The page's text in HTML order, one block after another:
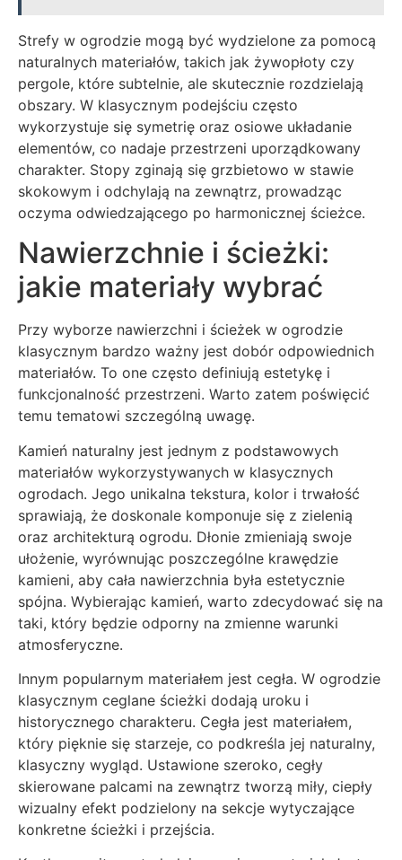
Strefy w ogrodzie mogą być wydzielone za pomocą
naturalnych materiałów, takich jak żywopłoty czy
pergole, które subtelnie, ale skutecznie rozdzielają
obszary. W klasycznym podejściu często
wykorzystuje się symetrię oraz osiowe układanie
elementów, co nadaje przestrzeni uporządkowany
charakter. Stopy zginają się grzbietowo w stawie
skokowym i odchylają na zewnątrz, prowadząc
oczyma odwiedzającego po harmonicznej ścieżce.
Nawierzchnie i ścieżki:
jakie materiały wybrać
Przy wyborze nawierzchni i ścieżek w ogrodzie
klasycznym bardzo ważny jest dobór odpowiednich
materiałów. To one często definiują estetykę i
funkcjonalność przestrzeni. Warto zatem poświęcić
temu tematowi szczególną uwagę.
Kamień naturalny jest jednym z podstawowych
materiałów wykorzystywanych w klasycznych
ogrodach. Jego unikalna tekstura, kolor i trwałość
sprawiają, że doskonale komponuje się z zielenią
oraz architekturą ogrodu. Dłonie zmieniają swoje
ułożenie, wyrównując poszczególne krawędzie
kamieni, aby cała nawierzchnia była estetycznie
spójna. Wybierając kamień, warto zdecydować się na
taki, który będzie odporny na zmienne warunki
atmosferyczne.
Innym popularnym materiałem jest cegła. W ogrodzie
klasycznym ceglane ścieżki dodają uroku i
historycznego charakteru. Cegła jest materiałem,
który pięknie się starzeje, co podkreśla jej naturalny,
klasyczny wygląd. Ustawione szeroko, cegły
skierowane palcami na zewnątrz tworzą miły, ciepły
wizualny efekt podzielony na sekcje wytyczające
konkretne ścieżki i przejścia.